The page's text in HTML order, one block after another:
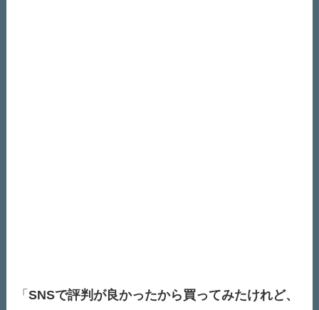
「SNSで評判が良かったから買ってみたけれど、